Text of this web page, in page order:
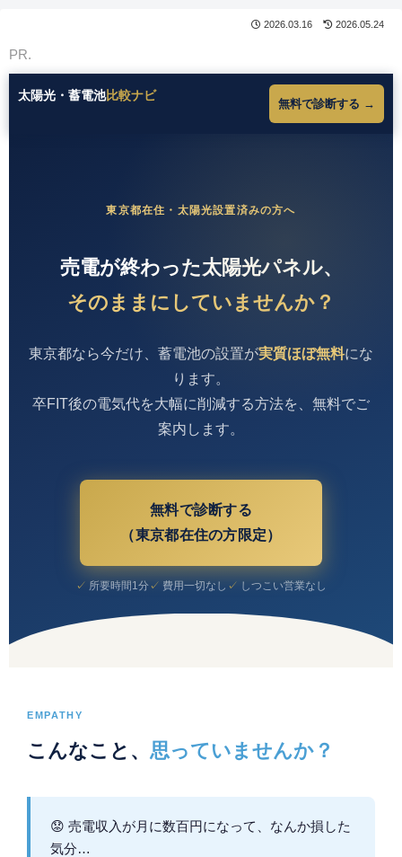
2026.03.16 2026.05.24
PR.
太陽光・蓄電池比較ナビ
無料で診断する →
東京都在住・太陽光設置済みの方へ
売電が終わった太陽光パネル、
そのままにしていませんか？
東京都なら今だけ、蓄電池の設置が実質ほぼ無料にな
ります。
卒FIT後の電気代を大幅に削減する方法を、無料でご
案内します。
無料で診断する
（東京都在住の方限定）
所要時間1分 費用一切なし しつこい営業なし
EMPATHY
こんなこと、 思っていませんか？
売電収入が月に数百円になって、なんか損した
気分…